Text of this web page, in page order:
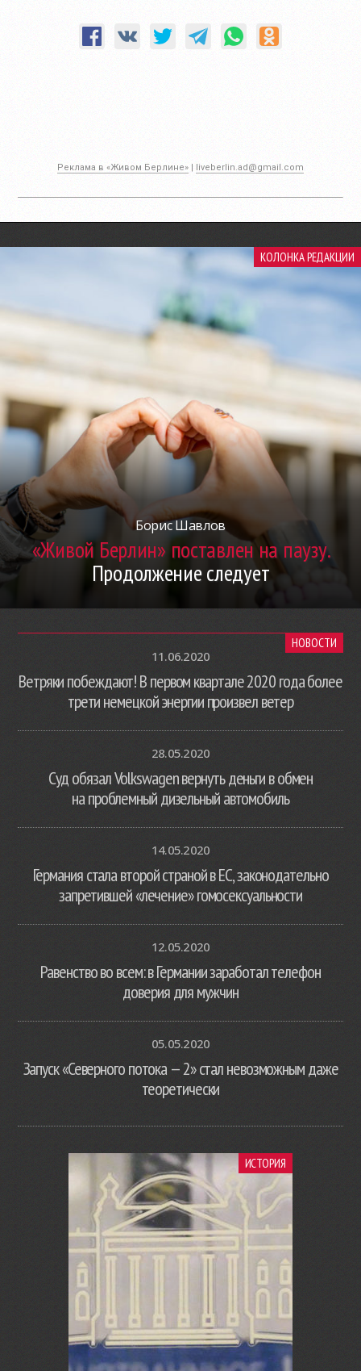
Реклама в «Живом Берлине» | liveberlin.ad@gmail.com
КОЛОНКА РЕДАКЦИИ
Борис Шавлов
«Живой Берлин» поставлен на паузу.
Продолжение следует
НОВОСТИ
11.06.2020
Ветряки побеждают! В первом квартале 2020 года более
трети немецкой энергии произвел ветер
28.05.2020
Суд обязал Volkswagen вернуть деньги в обмен
на проблемный дизельный автомобиль
14.05.2020
Германия стала второй страной в ЕС, законодательно
запретившей «лечение» гомосексуальности
12.05.2020
Равенство во всем: в Германии заработал телефон
доверия для мужчин
05.05.2020
Запуск «Северного потока — 2» стал невозможным даже
теоретически
ИСТОРИЯ